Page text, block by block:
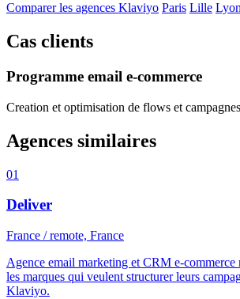
Comparer les agences Klaviyo Paris Lille
Cas clients
Programme email e-commerce
Creation et optimisation de flows et
Agences similaires
01
Deliver
France / remote, France
Agence email marketing et CRM e-commerce
les marques qui veulent structurer leurs
Klaviyo.